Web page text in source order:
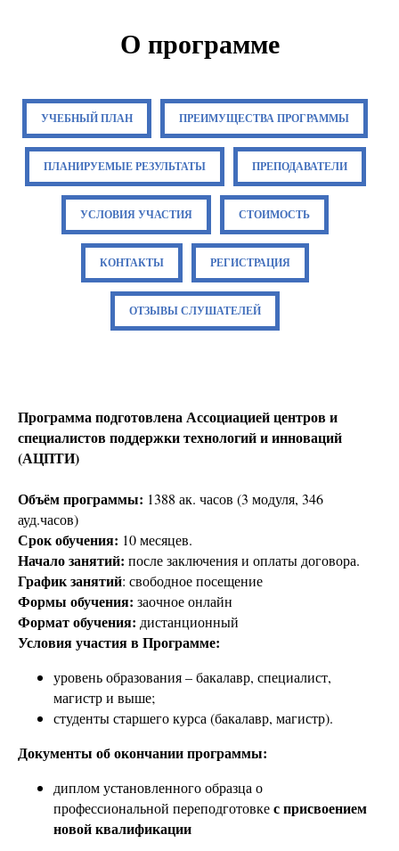
О программе
УЧЕБНЫЙ ПЛАН ПРЕИМУЩЕСТВА ПРОГРАММЫ
ПЛАНИРУЕМЫЕ РЕЗУЛЬТАТЫ ПРЕПОДАВАТЕЛИ
УСЛОВИЯ УЧАСТИЯ СТОИМОСТЬ
КОНТАКТЫ РЕГИСТРАЦИЯ
ОТЗЫВЫ СЛУШАТЕЛЕЙ
Программа подготовлена Ассоциацией центров и
специалистов поддержки технологий и инноваций
(АЦПТИ)
Объём программы: 1388 ак. часов (3 модуля, 346
ауд.часов)
Срок обучения: 10 месяцев.
Начало занятий: после заключения и оплаты договора.
График занятий: свободное посещение
Формы обучения: заочное онлайн
Формат обучения: дистанционный
Условия участия в Программе:
уровень образования – бакалавр, специалист,
магистр и выше;
студенты старшего курса (бакалавр, магистр).
Документы об окончании программы:
диплом установленного образца о
профессиональной переподготовкес присвоением
новой квалификации